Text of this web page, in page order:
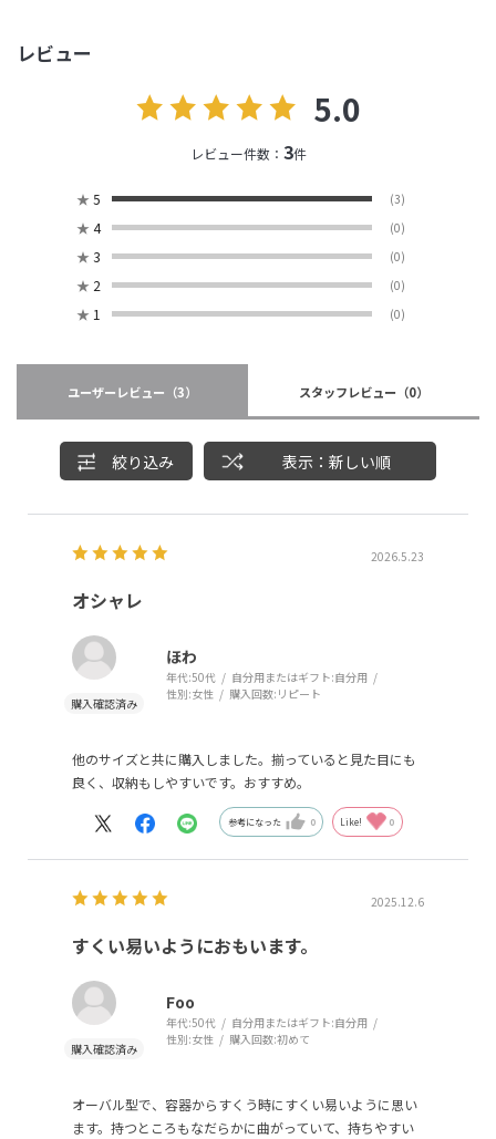
レビュー
5.0
レビュー件数： 3件
★ 5 (3)
★ 4 (0)
★ 3 (0)
★ 2 (0)
★ 1 (0)
ユーザーレビュー （3） スタッフレビュー （0）
絞り込み 表示：新しい順
2026.5.23
オシャレ
ほわ
年代:50代 自分用またはギフト:自分用
性別:女性 購入回数: リピート
他のサイズと共に購入しました。揃っていると見た目にも
良く、収納もしやすいです。おすすめ。
参考になった 0 Like! 0
2025.12.6
すくい易いようにおもいます。
Foo
年代:50代 自分用またはギフト:自分用
性別:女性 購入回数:初めて
オーバル型で、容器からすくう時にすくい易いように思い
ます。持つところもなだらかに曲がっていて、持ちやすい